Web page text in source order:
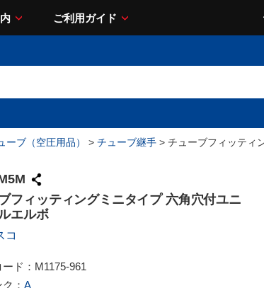
ご利用ガイド
ブ（空圧用品） > チューブ継手 > チューブフィッティ
フィッティングミニタイプ 六角穴付ユニ
エルボ
コ
ド： M1175-961
： A